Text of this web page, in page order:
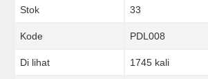
Stok 33
Kode PDL008
Di lihat 1745 kali